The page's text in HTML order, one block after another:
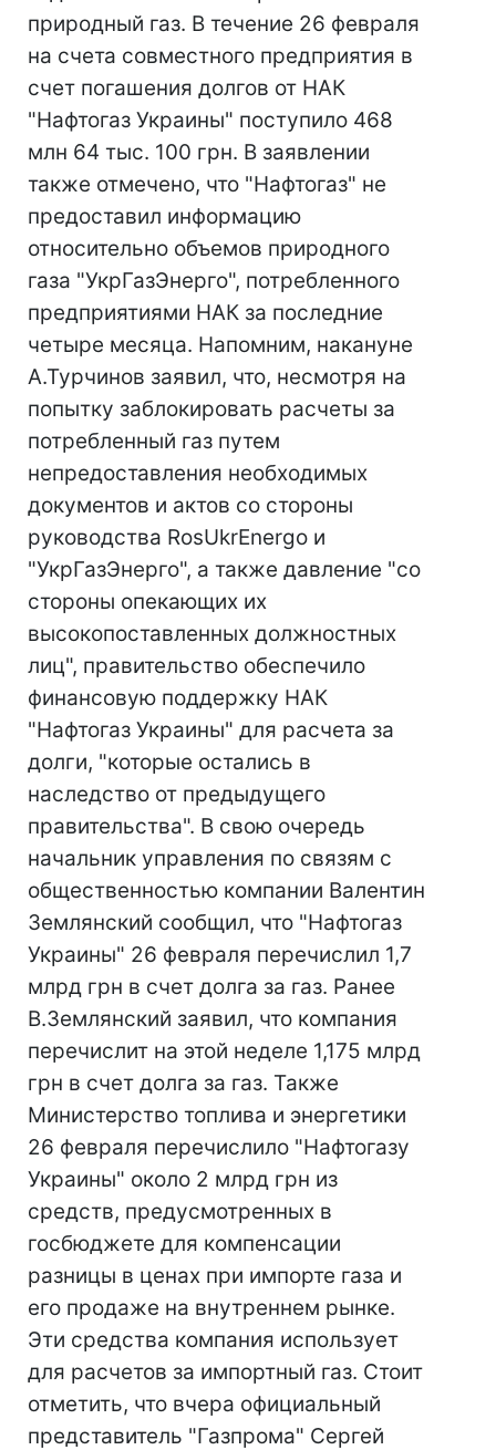
природный газ. В течение 26 февраля
на счета совместного предприятия в
счет погашения долгов от НАК
"Нафтогаз Украины" поступило 468
млн 64 тыс. 100 грн. В заявлении
также отмечено, что "Нафтогаз" не
предоставил информацию
относительно объемов природного
газа "УкрГазЭнерго", потребленного
предприятиями НАК за последние
четыре месяца. Напомним, накануне
А.Турчинов заявил, что, несмотря на
попытку заблокировать расчеты за
потребленный газ путем
непредоставления необходимых
документов и актов со стороны
руководства RosUkrEnergo и
"УкрГазЭнерго", а также давление "со
стороны опекающих их
высокопоставленных должностных
лиц", правительство обеспечило
финансовую поддержку НАК
"Нафтогаз Украины" для расчета за
долги, "которые остались в
наследство от предыдущего
правительства". В свою очередь
начальник управления по связям с
общественностью компании Валентин
Землянский сообщил, что "Нафтогаз
Украины" 26 февраля перечислил 1,7
млрд грн в счет долга за газ. Ранее
В.Землянский заявил, что компания
перечислит на этой неделе 1,175 млрд
грн в счет долга за газ. Также
Министерство топлива и энергетики
26 февраля перечислило "Нафтогазу
Украины" около 2 млрд грн из
средств, предусмотренных в
госбюджете для компенсации
разницы в ценах при импорте газа и
его продаже на внутреннем рынке.
Эти средства компания использует
для расчетов за импортный газ. Стоит
отметить, что вчера официальный
представитель "Газпрома" Сергей